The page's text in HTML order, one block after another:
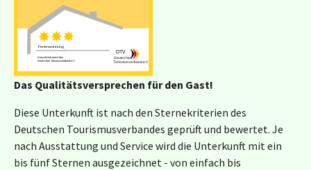
Das Qualitätsversprechen für den Gast!
Diese Unterkunft ist nach den Sternekriterien des
Deutschen Tourismusverbandes geprüft und bewertet. Je
nach Ausstattung und Service wird die Unterkunft mit ein
bis fünf Sternen ausgezeichnet - von einfach bis
Einverständnis-Cookie
Anbieter:
wilkes-fotoboxverleih
Zweck:
Dieser Cookie speichert die ausgewählten
Cookie Laufzeit:
1 Jahr